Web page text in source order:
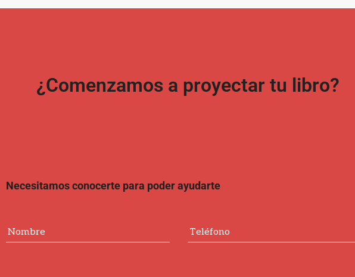
¿Comenzamos a proyectar tu libro?
Necesitamos conocerte para poder ayudarte